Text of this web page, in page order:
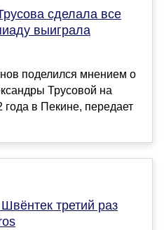
сделала все
выиграла
поделился мнением о
Трусовой на
в Пекине, передает
третий раз